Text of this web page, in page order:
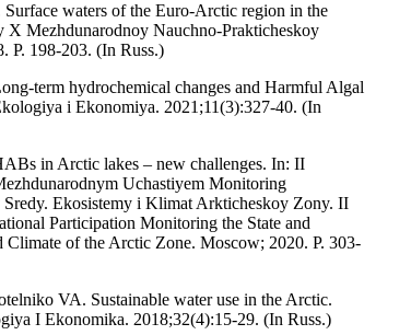
waters of the Euro-Arctic region in the
Mezhdunarodnoy Nauchno-Prakticheskoy
P. 198-203. (In Russ.)
term hydrochemical changes and Harmful Algal
i Ekonomiya. 2021;11(3):327-40. (In
in Arctic lakes – new challenges. In: II
Uchastiyem Monitoring
Ekosistemy i Klimat Arkticheskoy Zony. II
Participation Monitoring the State and
of the Arctic Zone. Moscow; 2020. P. 303-
VA. Sustainable water use in the Arctic.
I Ekonomika. 2018;32(4):15-29. (In Russ.)